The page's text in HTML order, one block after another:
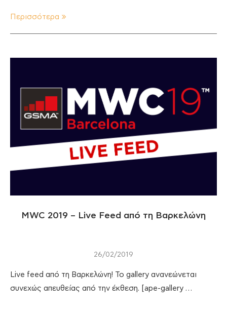
Περισσότερα
MWC 2019 – Live Feed από τη Βαρκελώνη
26/02/2019
Live feed από τη Βαρκελώνη! To gallery ανανεώνεται
συνεχώς απευθείας από την έκθεση. [ape-gallery …